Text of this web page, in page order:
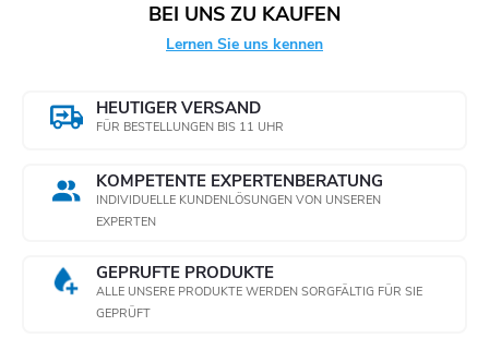
BEI UNS ZU KAUFEN
Lernen Sie uns kennen
HEUTIGER VERSAND
FÜR BESTELLUNGEN BIS 11 UHR
KOMPETENTE EXPERTENBERATUNG
INDIVIDUELLE KUNDENLÖSUNGEN VON UNSEREN
EXPERTEN
GEPRÜFTE PRODUKTE
ALLE UNSERE PRODUKTE WERDEN SORGFÄLTIG FÜR SIE
GEPRÜFT